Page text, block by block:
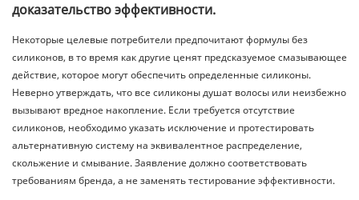
доказательство эффективности.
Некоторые целевые потребители предпочитают формулы без
силиконов, в то время как другие ценят предсказуемое смазывающее
действие, которое могут обеспечить определенные силиконы.
Неверно утверждать, что все силиконы душат волосы или неизбежно
вызывают вредное накопление. Если требуется отсутствие
силиконов, необходимо указать исключение и протестировать
альтернативную систему на эквивалентное распределение,
скольжение и смывание. Заявление должно соответствовать
требованиям бренда, а не заменять тестирование эффективности.